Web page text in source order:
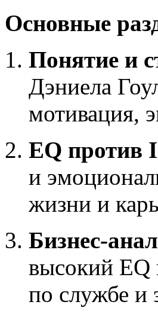
Основные
Понятие и
Дэниела
мотивация,
EQ против
и
жизни и
Бизнес-
высокий EQ
по службе и